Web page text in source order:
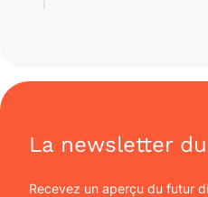
La newsletter
Recevez un aperçu du futur